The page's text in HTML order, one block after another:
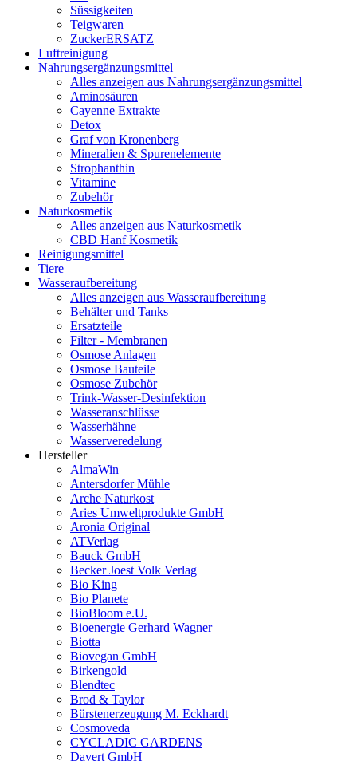
Süssigkeiten
Teigwaren
ZuckerERSATZ
Luftreinigung
Nahrungsergänzungsmittel
Alles anzeigen aus Nahrungsergänzungsmittel
Aminosäuren
Cayenne Extrakte
Detox
Graf von Kronenberg
Mineralien & Spurenelemente
Strophanthin
Vitamine
Zubehör
Naturkosmetik
Alles anzeigen aus Naturkosmetik
CBD Hanf Kosmetik
Reinigungsmittel
Tiere
Wasseraufbereitung
Alles anzeigen aus Wasseraufbereitung
Behälter und Tanks
Ersatzteile
Filter - Membranen
Osmose Anlagen
Osmose Bauteile
Osmose Zubehör
Trink-Wasser-Desinfektion
Wasseranschlüsse
Wasserhähne
Wasserveredelung
Hersteller
AlmaWin
Antersdorfer Mühle
Arche Naturkost
Aries Umweltprodukte GmbH
Aronia Original
ATVerlag
Bauck GmbH
Becker Joest Volk Verlag
Bio King
Bio Planete
BioBloom e.U.
Bioenergie Gerhard Wagner
Biotta
Biovegan GmbH
Birkengold
Blendtec
Brod & Taylor
Bürstenerzeugung M. Eckhardt
Cosmoveda
CYCLADIC GARDENS
Davert GmbH